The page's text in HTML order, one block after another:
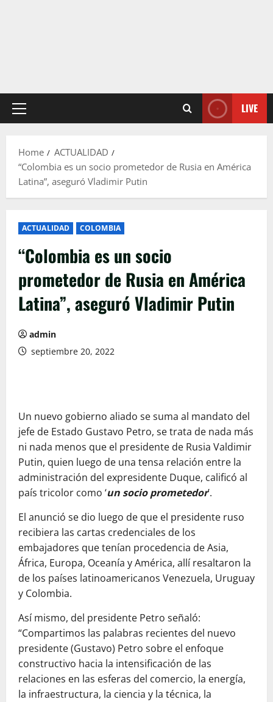
Primary
LIVE
Home
ACTUALIDAD
“Colombia es un socio prometedor de Rusia en América
Latina”, aseguró Vladimir Putin
ACTUALIDAD COLOMBIA
“Colombia es un socio
prometedor de Rusia en América
Latina”, aseguró Vladimir Putin
admin
septiembre 20, 2022
Un nuevo gobierno aliado se suma al mandato del
jefe de Estado Gustavo Petro, se trata de nada más
ni nada menos que el presidente de Rusia Valdimir
Putin, quien luego de una tensa relación entre la
administración del expresidente Duque, calificó al
país tricolor como ‘un socio prometedor’.
El anunció se dio luego de que el presidente ruso
recibiera las cartas credenciales de los
embajadores que tenían procedencia de Asia,
África, Europa, Oceanía y América, allí resaltaron la
de los países latinoamericanos Venezuela, Uruguay
y Colombia.
Así mismo, del presidente Petro señaló:
“Compartimos las palabras recientes del nuevo
presidente (Gustavo) Petro sobre el enfoque
constructivo hacia la intensificación de las
relaciones en las esferas del comercio, la energía,
la infraestructura, la ciencia y la técnica, la